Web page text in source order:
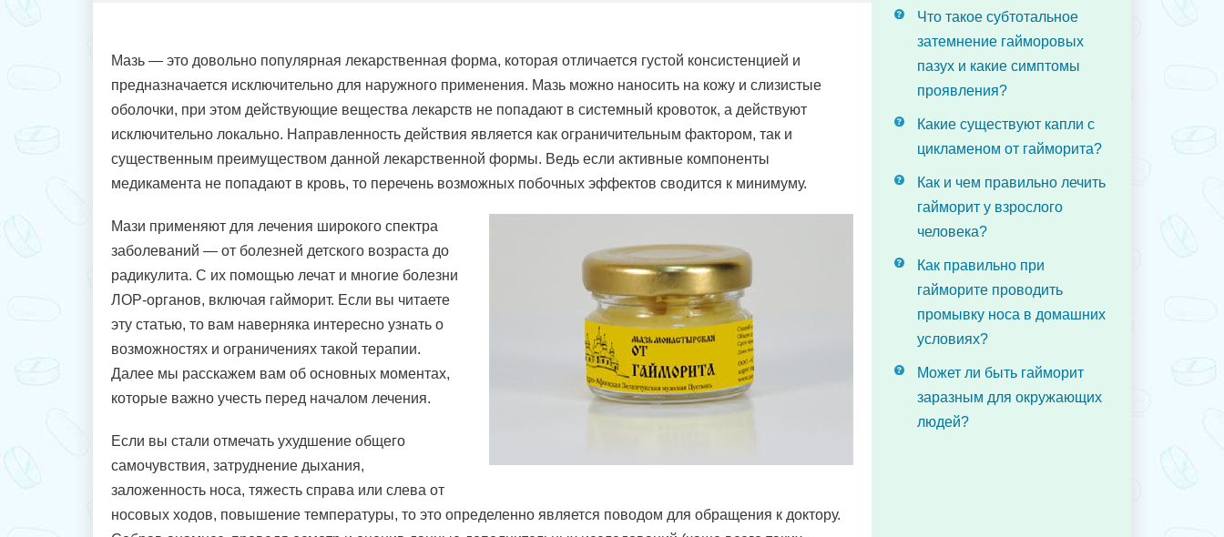
Мазь — это довольно популярная лекарственная форма, которая отличается густой консистенцией и
предназначается исключительно для наружного применения. Мазь можно наносить на кожу и слизистые
оболочки, при этом действующие вещества лекарств не попадают в системный кровоток, а действуют
исключительно локально. Направленность действия является как ограничительным фактором, так и
существенным преимуществом данной лекарственной формы. Ведь если активные компоненты
медикамента не попадают в кровь, то перечень возможных побочных эффектов сводится к минимуму.
Мази применяют для лечения широкого спектра
заболеваний — от болезней детского возраста до
радикулита. С их помощью лечат и многие болезни
ЛОР-органов, включая гайморит. Если вы читаете
эту статью, то вам наверняка интересно узнать о
возможностях и ограничениях такой терапии.
Далее мы расскажем вам об основных моментах,
которые важно учесть перед началом лечения.
Если вы стали отмечать ухудшение общего
самочувствия, затруднение дыхания,
заложенность носа, тяжесть справа или слева от
носовых ходов, повышение температуры, то это определенно является поводом для обращения к доктору.
Что такое субтотальное
затемнение гайморовых
пазух и какие симптомы
проявления?
Какие существуют капли с
цикламеном от гайморита?
Как и чем правильно лечить
гайморит у взрослого
человека?
Как правильно при
гайморите проводить
промывку носа в домашних
условиях?
Может ли быть гайморит
заразным для окружающих
людей?